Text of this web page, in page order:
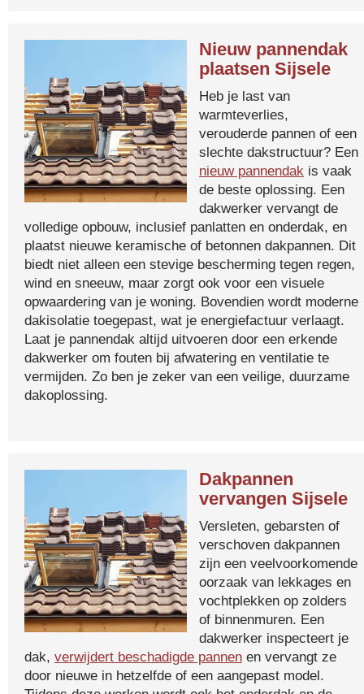
Nieuw pannendak
plaatsen Sijsele
Heb je last van
warmteverlies,
verouderde pannen of een
slechte dakstructuur? Een
nieuw pannendak is vaak
de beste oplossing. Een
dakwerker vervangt de
volledige opbouw, inclusief panlatten en onderdak, en
plaatst nieuwe keramische of betonnen dakpannen. Dit
biedt niet alleen een stevige bescherming tegen regen,
wind en sneeuw, maar zorgt ook voor een visuele
opwaardering van je woning. Bovendien wordt moderne
dakisolatie toegepast, wat je energiefactuur verlaagt.
Laat je pannendak altijd uitvoeren door een erkende
dakwerker om fouten bij afwatering en ventilatie te
vermijden. Zo ben je zeker van een veilige, duurzame
dakoplossing.
Dakpannen
vervangen Sijsele
Versleten, gebarsten of
verschoven dakpannen
zijn een veelvoorkomende
oorzaak van lekkages en
vochtplekken op zolders
of binnenmuren. Een
dakwerker inspecteert je
dak, verwijdert beschadigde pannen en vervangt ze
door nieuwe in hetzelfde of een aangepast model.